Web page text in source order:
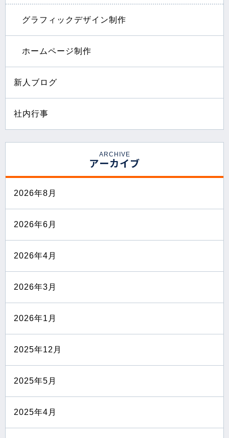
グラフィックデザイン制作
ホームページ制作
新人ブログ
社内行事
ARCHIVE
アーカイブ
2026年8月
2026年6月
2026年4月
2026年3月
2026年1月
2025年12月
2025年5月
2025年4月